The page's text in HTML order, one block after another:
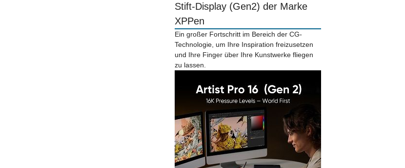
Stift-Display (Gen2) der Marke
XPPen
Ein großer Fortschritt im Bereich der CG-
Technologie, um Ihre Inspiration freizusetzen
und Ihre Finger über Ihre Kunstwerke fliegen
zu lassen.